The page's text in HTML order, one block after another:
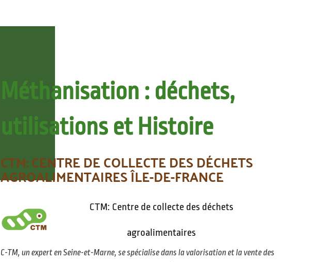
Méthanisation : déchets,
utilisations et Histoire
CTM: CENTRE DE COLLECTE DES DÉCHETS
AGROALIMENTAIRES ÎLE-DE-FRANCE
CTM: Centre de collecte des déchets
agroalimentaires
C-TM, un expert en Seine-et-Marne, se spécialise dans la valorisation et la vente des